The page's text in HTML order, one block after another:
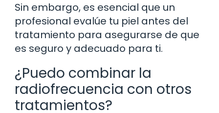
Sin embargo, es esencial que un
profesional evalúe tu piel antes del
tratamiento para asegurarse de que
es seguro y adecuado para ti.
¿Puedo combinar la
radiofrecuencia con otros
tratamientos?